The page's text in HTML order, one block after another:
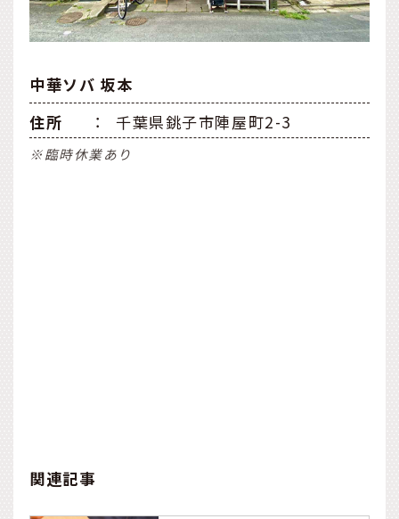
中華ソバ 坂本
住所
： 千葉県銚子市陣屋町2-3
※臨時休業あり
関連記事